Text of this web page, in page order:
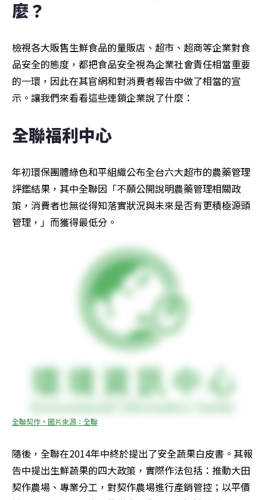
麼？
檢視各大販售生鮮食品的量販店、超市、超商等企業對食
品安全的態度，都把食品安全視為企業社會責任相當重要
的一環，因此在其官網和對消費者報告中做了相當的宣
示。讓我們來看看這些連鎖企業說了什麼：
全聯福利中心
年初環保團體綠色和平組織公布全台六大超市的農藥管理
評鑑結果，其中全聯因「不願公開說明農藥管理相關政
策，消費者也無從得知落實狀況與未來是否有更積極源頭
管理，」而獲得最低分。
全聯契作。圖片來源：全聯
隨後，全聯在2014年中終於提出了安全蔬果白皮書。其報
告中提出生鮮蔬果的四大政策，實際作法包括：推動大田
契作農場、專業分工，對契作農場進行產銷管控；以平價